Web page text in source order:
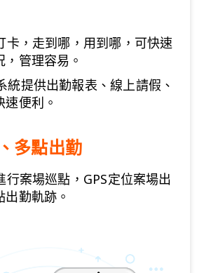
卡，走到哪，用到哪，可快速
管理容易。
統提供出勤報表、線上請假、
速便利。
多點出勤
行案場巡點，GPS定位案場出
勤軌跡。